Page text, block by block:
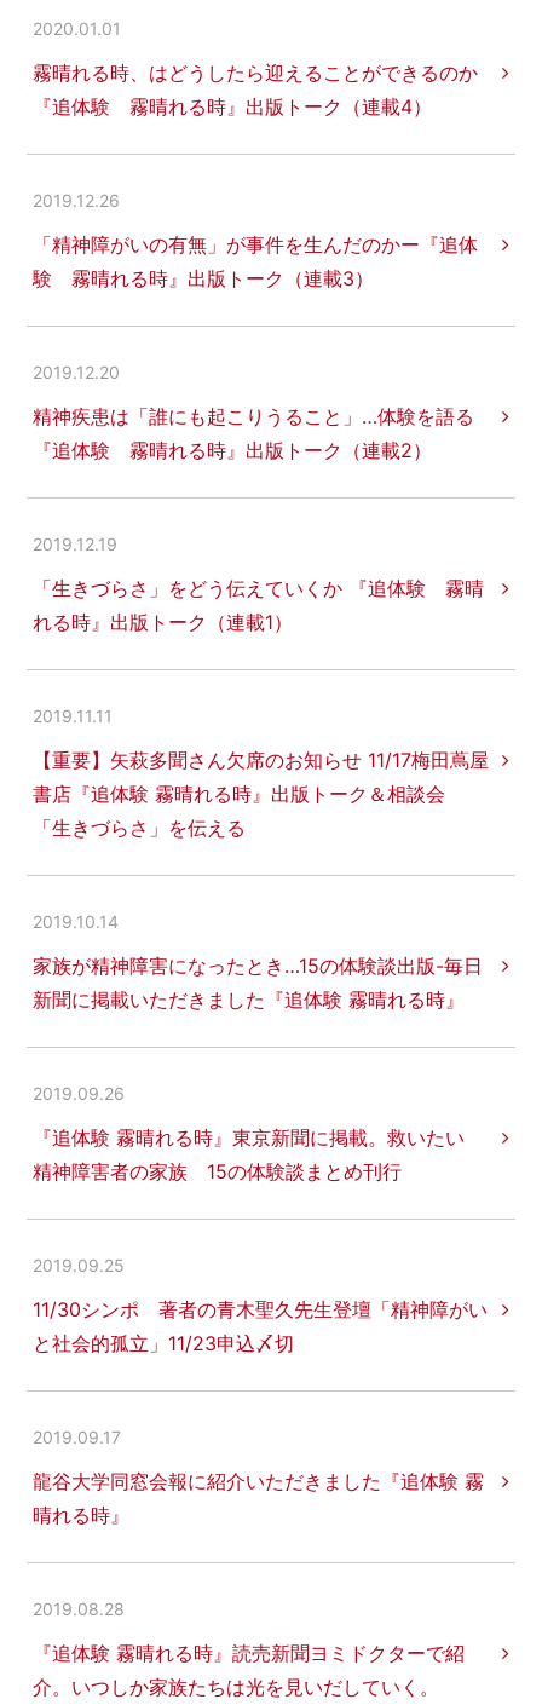
2020.01.01
霧晴れる時、はどうしたら迎えることができるのか
『追体験 霧晴れる時』出版トーク（連載4）
2019.12.26
「精神障がいの有無」が事件を生んだのかー『追体
験 霧晴れる時』出版トーク（連載3）
2019.12.20
精神疾患は「誰にも起こりうること」…体験を語る
『追体験 霧晴れる時』出版トーク（連載2）
2019.12.19
「生きづらさ」をどう伝えていくか 『追体験 霧晴
れる時』出版トーク（連載1）
2019.11.11
【重要】矢萩多聞さん欠席のお知らせ 11/17梅田蔦屋
書店『追体験 霧晴れる時』出版トーク＆相談会
「生きづらさ」を伝える
2019.10.14
家族が精神障害になったとき…15の体験談出版-毎日
新聞に掲載いただきました『追体験 霧晴れる時』
2019.09.26
『追体験 霧晴れる時』東京新聞に掲載。救いたい
精神障害者の家族 15の体験談まとめ刊行
2019.09.25
11/30シンポ 著者の青木聖久先生登壇「精神障がい
と社会的孤立」11/23申込〆切
2019.09.17
龍谷大学同窓会報に紹介いただきました『追体験 霧
晴れる時』
2019.08.28
『追体験 霧晴れる時』読売新聞ヨミドクターで紹
介。いつしか家族たちは光を見いだしていく。